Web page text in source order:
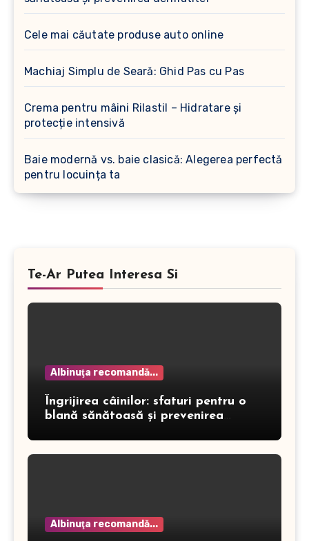
Cele mai căutate produse auto online
Machiaj Simplu de Seară: Ghid Pas cu Pas
Crema pentru mâini Rilastil – Hidratare și
protecție intensivă
Baie modernă vs. baie clasică: Alegerea perfectă
pentru locuința ta
Te-Ar Putea Interesa Si
Albinuţa recomandă...
Îngrijirea câinilor: sfaturi pentru o
blană sănătoasă și prevenirea
Albinuţa recomandă...